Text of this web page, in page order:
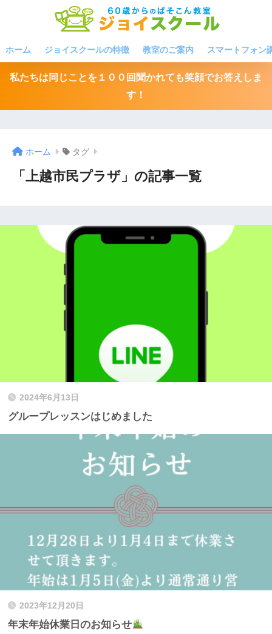
ホーム ジョイスクールの特徴 教室のご案内 スマートフォン
私たちは同じことを１００回聞かれても笑顔でお答えしま
す！
ホーム タグ
「上越市民プラザ」の記事一覧
2024年6月13日
グループレッスンはじめました
2023年12月20日
年末年始休業日のお知らせ